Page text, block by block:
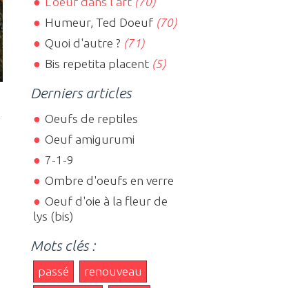
Humeur, Ted Doeuf(70)
Quoi d'autre ? (71)
Bis repetita placent(5)
Derniers articles
Oeufs de reptiles
Oeuf amigurumi
7-1-9
Ombre d'oeufs en verre
Oeuf d'oie à la fleur de
lys (bis)
Mots clés :
passé
renouveau